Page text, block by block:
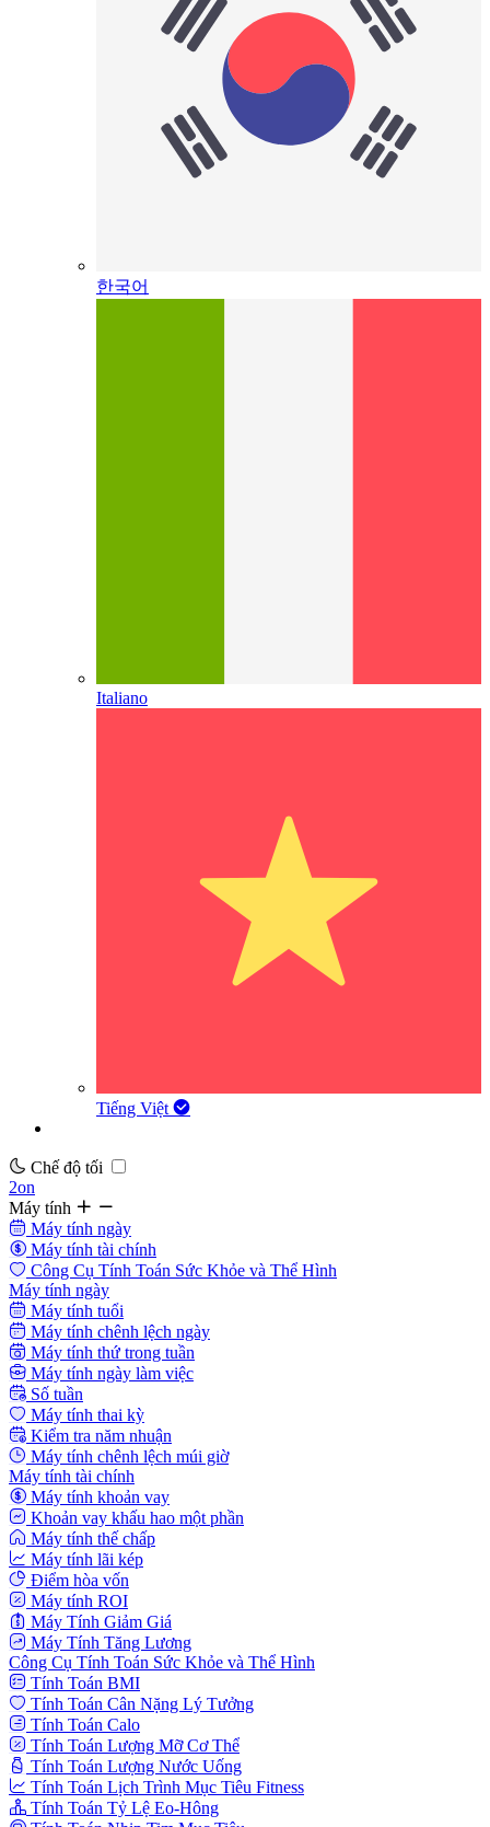
한국어
Italiano
Tiếng Việt
Chế độ tối
2on
Máy tính
Máy tính ngày
Máy tính tài chính
Công Cụ Tính Toán Sức Khỏe và Thể Hình
Máy tính ngày
Máy tính tuổi
Máy tính chênh lệch ngày
Máy tính thứ trong tuần
Máy tính ngày làm việc
Số tuần
Máy tính thai kỳ
Kiểm tra năm nhuận
Máy tính chênh lệch múi giờ
Máy tính tài chính
Máy tính khoản vay
Khoản vay khấu hao một phần
Máy tính thế chấp
Máy tính lãi kép
Điểm hòa vốn
Máy tính ROI
Máy Tính Giảm Giá
Máy Tính Tăng Lương
Công Cụ Tính Toán Sức Khỏe và Thể Hình
Tính Toán BMI
Tính Toán Cân Nặng Lý Tưởng
Tính Toán Calo
Tính Toán Lượng Mỡ Cơ Thể
Tính Toán Lượng Nước Uống
Tính Toán Lịch Trình Mục Tiêu Fitness
Tính Toán Tỷ Lệ Eo-Hông